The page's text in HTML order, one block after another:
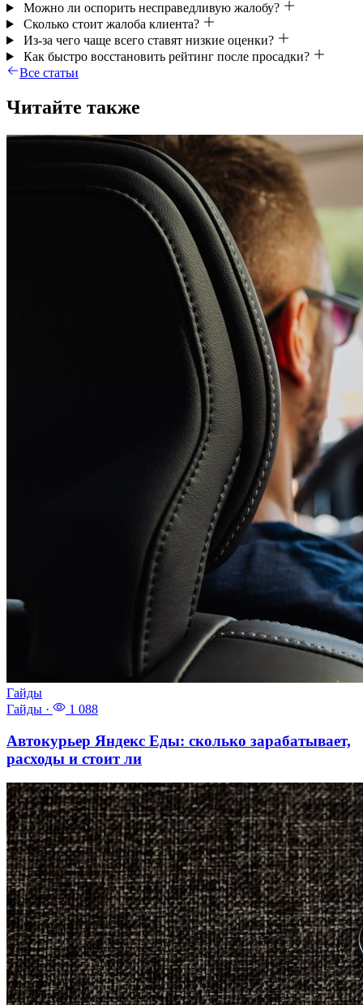
Можно ли оспорить несправедливую жалобу?
Сколько стоит жалоба клиента?
Из-за чего чаще всего ставят низкие оценки?
Как быстро восстановить рейтинг после просадки?
Все статьи
Читайте также
Гайды
Гайды · 1 088
Автокурьер Яндекс Еды: сколько зарабатывает,
расходы и стоит ли